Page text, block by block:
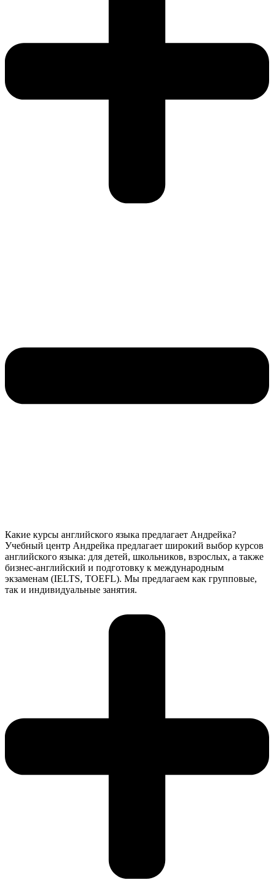
Какие курсы английского языка предлагает Андрейка?
Учебный центр Андрейка предлагает широкий выбор курсов
английского языка: для детей, школьников, взрослых, а также
бизнес-английский и подготовку к международным
экзаменам (IELTS, TOEFL). Мы предлагаем как групповые,
так и индивидуальные занятия.